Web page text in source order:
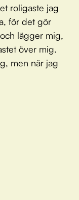
roligaste jag
för det gör
lägger mig,
över mig.
men när jag